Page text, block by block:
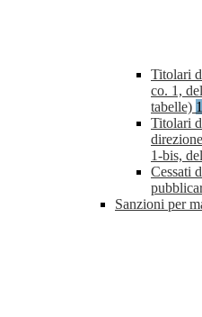
Titolari
co. 1,
tabelle) 1
Titolari
1-bis,
Cessati
Sanzioni per